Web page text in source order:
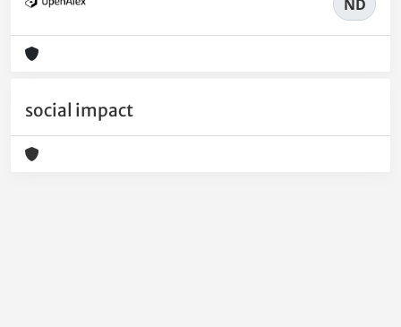
ND
social impact